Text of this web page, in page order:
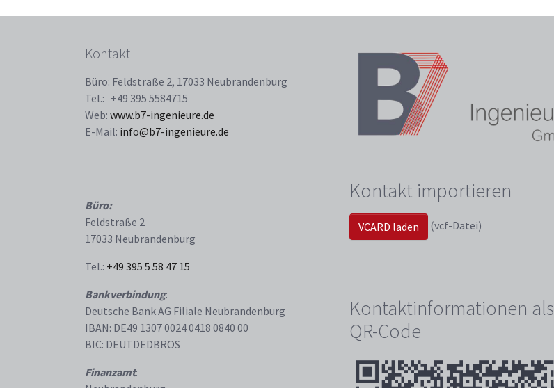
Kontakt
Büro: Feldstraße 2, 17033 Neubrandenburg
Tel.: +49 395 5584715
Web: www.b7-ingenieure.de
E-Mail: info@b7-ingenieure.de
Büro:
Feldstraße 2
17033 Neubrandenburg
Tel.: +49 395 5 58 47 15
Bankverbindung:
Deutsche Bank AG Filiale Neubrandenburg
IBAN: DE49 1307 0024 0418 0840 00
BIC: DEUTDEDBROS
Finanzamt:
Kontakt importieren
VCARD laden (vcf-Datei)
Kontaktinformationen als
QR-Code